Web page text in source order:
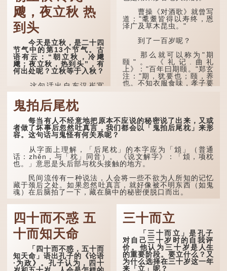
兹晨戒流火，商飙早已
惊。 云天收夏色，木
叶动秋声。
诗的前两句写的是：这
一天早安，天上的“流
火”（指大火星，象征暑
气）开始消退，凉爽的秋风
（商飙，即西风）已经悄然
吹起。后两句，便是全诗的
灵魂...
飕，夜立秋 热
到头
今天是立秋，是二十四
节气中的第13个节气。古
语有云：“朝立秋，冷飕
飕；夜立秋，热到头”，有
何出处呢？立秋等于入秋？
这句话出自东汉崔寔
《四民月令》：“朝立秋，
冷飕飕；夜立秋，热到
头”。到了清代，顾禄在
《清嘉录》里记录苏州风俗
时，也引用了这句谚语。不
过当地百姓的口头说法
是“朝立秋，渹飕飕；夜立
有不同，但意思完全一致。
那么，这句话到底准不
朴素观察：如果立秋的精
确...
曹操《对酒歌》就曾写
道："耄耋皆得以寿终，恩
泽广及草木昆虫。"
到了一百岁呢？
那么就可以称为"期
颐"。 《礼记.曲礼
上》："百年曰期颐。"郑玄
注："期，犹要也；颐，养
也。不知衣服食味，孝子要
鬼拍后尾枕
每当有人不经意地把原本不应说的秘密说了出来，又或
者做了坏事后忽然吐真言，我们都会以「鬼拍后尾枕」来形
容。这句话与鬼怪有何关系呢？
从字面上理解，「后尾枕」的本字应为「䪴」（普通
话：zhěn，与「枕」同音）。 《说文解字》：「䪴，项枕
也。」意思是头后部与枕头接触的地方。
民间流传有一种说法，人会将一些不欲为人所知的记忆
藏于颈后之处。如果忽然吐真言，就好像被不明东西（如鬼
魂）在后脑拍了一下，藏在脑中的秘密便脱口而出。
因此...
四十而不惑 五
十而知天命
「四十而不惑，五十而
知天命」语出孔子的《论语
·为政》。孔子认为，四十
三十而立
「三十而立」是孔子
对自己三十岁时的自我评
价。他认为三十岁是人生
的重要阶段。要立什么？又
为什么选择在三十岁这一年
来「立」呢？